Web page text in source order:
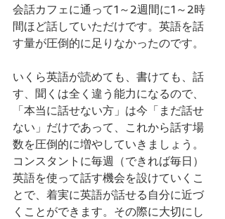
会話カフェに通って1～2週間に1～2時
間ほど話していただけです。英語を話
す量が圧倒的に足りなかったのです。
いくら英語が読めても、書けても、話
す、聞くは全く違う能力になるので、
「本当に話せない方」は今「まだ話せ
ない」だけであって、これから話す場
数を圧倒的に増やしていきましょう。
コンスタントに毎週（できれば毎日）
英語を使って話す機会を設けていくこ
とで、着実に英語が話せる自分に近づ
くことができます。その際に大切にし